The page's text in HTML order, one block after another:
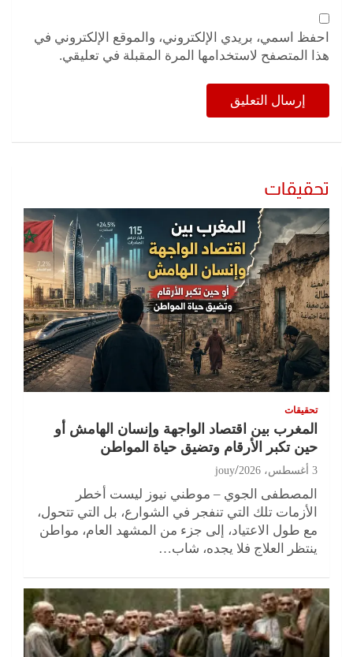
احفظ اسمي، بريدي الإلكتروني، والموقع الإلكتروني في
هذا المتصفح لاستخدامها المرة المقبلة في تعليقي.
تحقيقات
تحقيقات
المغرب بين اقتصاد الواجهة وإنسان الهامش أو
حين تكبر الأرقام وتضيق حياة المواطن
3 أغسطس، 2026 jouy
المصطفى الجوي – موطني نيوز ليست أخطر
الأزمات تلك التي تنفجر في الشوارع، بل التي تتحول،
مع طول الاعتياد، إلى جزء من المشهد العام، مواطن
ينتظر العلاج فلا يجده، شاب…